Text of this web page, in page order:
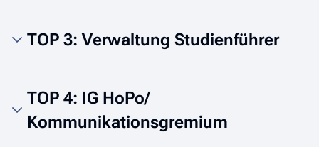
TOP 3: Verwaltung Studienführer
TOP 4: IG HoPo/
Kommunikationsgremium